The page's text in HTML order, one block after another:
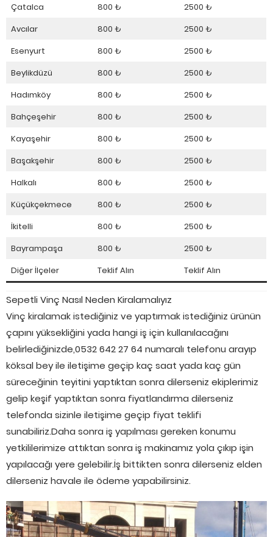
Çatalca
800 ₺
2500 ₺
Avcılar
800 ₺
2500 ₺
Esenyurt
800 ₺
2500 ₺
Beylikdüzü
800 ₺
2500 ₺
Hadımköy
800 ₺
2500 ₺
Bahçeşehir
800 ₺
2500 ₺
Kayaşehir
800 ₺
2500 ₺
Başakşehir
800 ₺
2500 ₺
Halkalı
800 ₺
2500 ₺
Küçükçekmece
800 ₺
2500 ₺
İkitelli
800 ₺
2500 ₺
Bayrampaşa
800 ₺
2500 ₺
Diğer İlçeler
Teklif Alın Teklif Alın
Sepetli Vinç Nasıl Neden Kiralamalıyız
Vinç kiralamak istediğiniz ve yaptırmak istediğiniz ürünün
çapını yüksekliğini yada hangi iş için kullanılacağını
belirlediğinizde,0532 642 27 64 numaralı telefonu arayıp
köksal bey ile iletişime geçip kaç saat yada kaç gün
süreceğinin teyitini yaptıktan sonra dilerseniz ekiplerimiz
gelip keşif yaptıktan sonra fiyatlandırma dilerseniz
telefonda sizinle iletişime geçip fiyat teklifi
sunabiliriz.Daha sonra iş yapılması gereken konumu
yetkililerimize attıktan sonra iş makinamız yola çıkıp işin
yapılacağı yere gelebilir.İş bittikten sonra dilerseniz elden
dilerseniz havale ile ödeme yapabilirsiniz.